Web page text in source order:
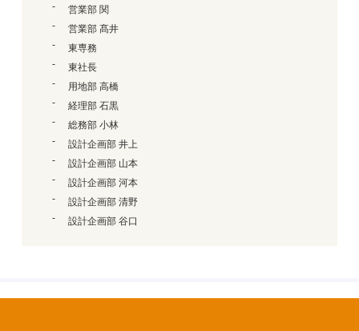
営業部 関
営業部 髙井
東専務
東社長
用地部 高橋
経理部 石黒
総務部 小林
設計企画部 井上
設計企画部 山本
設計企画部 河本
設計企画部 清野
設計企画部 谷口